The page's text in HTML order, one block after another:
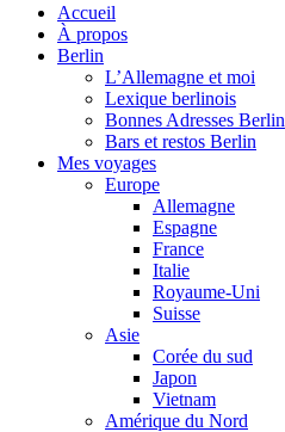
Accueil
À propos
Berlin
L’Allemagne et moi
Lexique berlinois
Bonnes Adresses Berlin
Bars et restos Berlin
Mes voyages
Europe
Allemagne
Espagne
France
Italie
Royaume-Uni
Suisse
Asie
Corée du sud
Japon
Vietnam
Amérique du Nord